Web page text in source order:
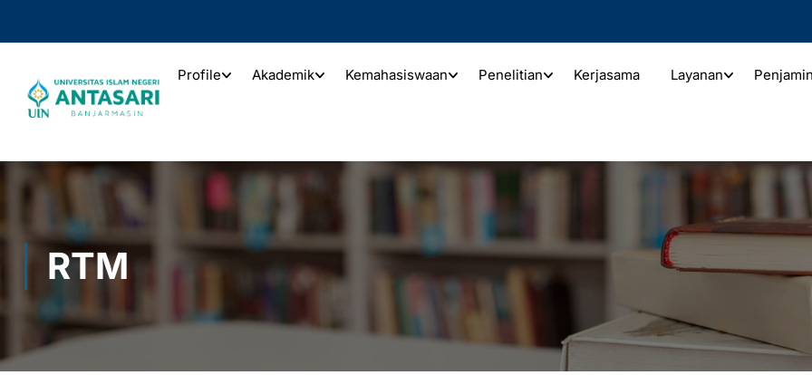
Profile Akademik Kemahasiswaan Penelitian Kerjasama Layanan
RTM